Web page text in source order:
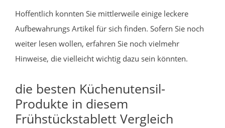
Hoffentlich konnten Sie mittlerweile einige leckere
Aufbewahrungs Artikel für sich finden. Sofern Sie noch
weiter lesen wollen, erfahren Sie noch vielmehr
Hinweise, die vielleicht wichtig dazu sein könnten.
die besten Küchenutensil-
Produkte in diesem
Frühstückstablett Vergleich